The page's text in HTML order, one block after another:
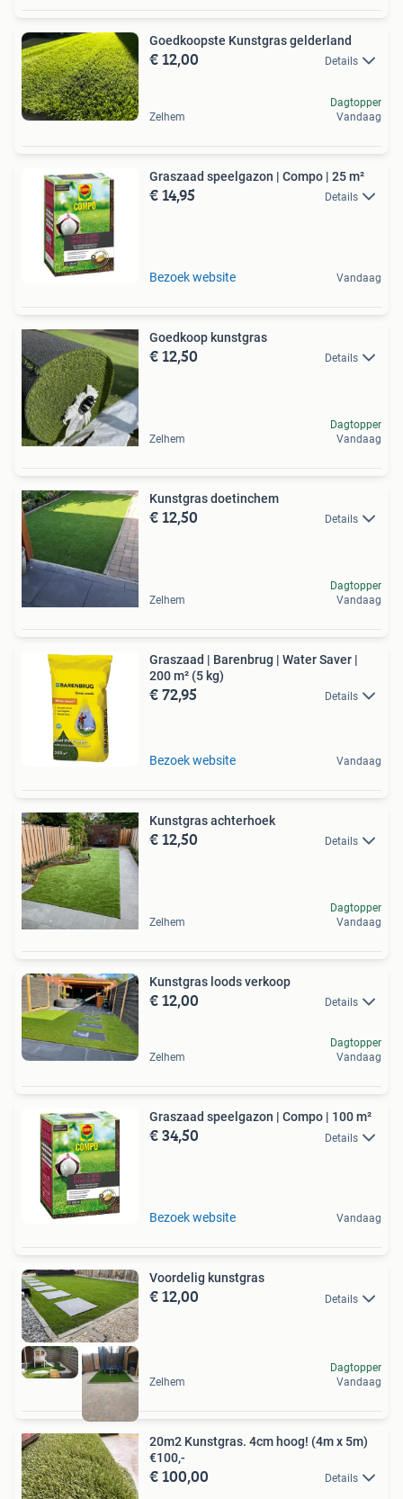
Goedkoopste Kunstgras gelderland
€ 12,00 Details
Zelhem
Dagtopper
Vandaag
Graszaad speelgazon | Compo | 25 m²
€ 14,95 Details
Bezoek website Vandaag
Goedkoop kunstgras
€ 12,50 Details
Zelhem
Dagtopper
Vandaag
Kunstgras doetinchem
€ 12,50 Details
Zelhem
Dagtopper
Vandaag
Graszaad | Barenbrug | Water Saver |
200 m² (5 kg)
€ 72,95 Details
Bezoek website Vandaag
Kunstgras achterhoek
€ 12,50 Details
Zelhem
Dagtopper
Vandaag
Kunstgras loods verkoop
€ 12,00 Details
Zelhem
Dagtopper
Vandaag
Graszaad speelgazon | Compo | 100 m²
€ 34,50 Details
Bezoek website Vandaag
Voordelig kunstgras
€ 12,00 Details
Zelhem
Dagtopper
Vandaag
20m2 Kunstgras. 4cm hoog! (4m x 5m)
€100,-
€ 100,00 Details